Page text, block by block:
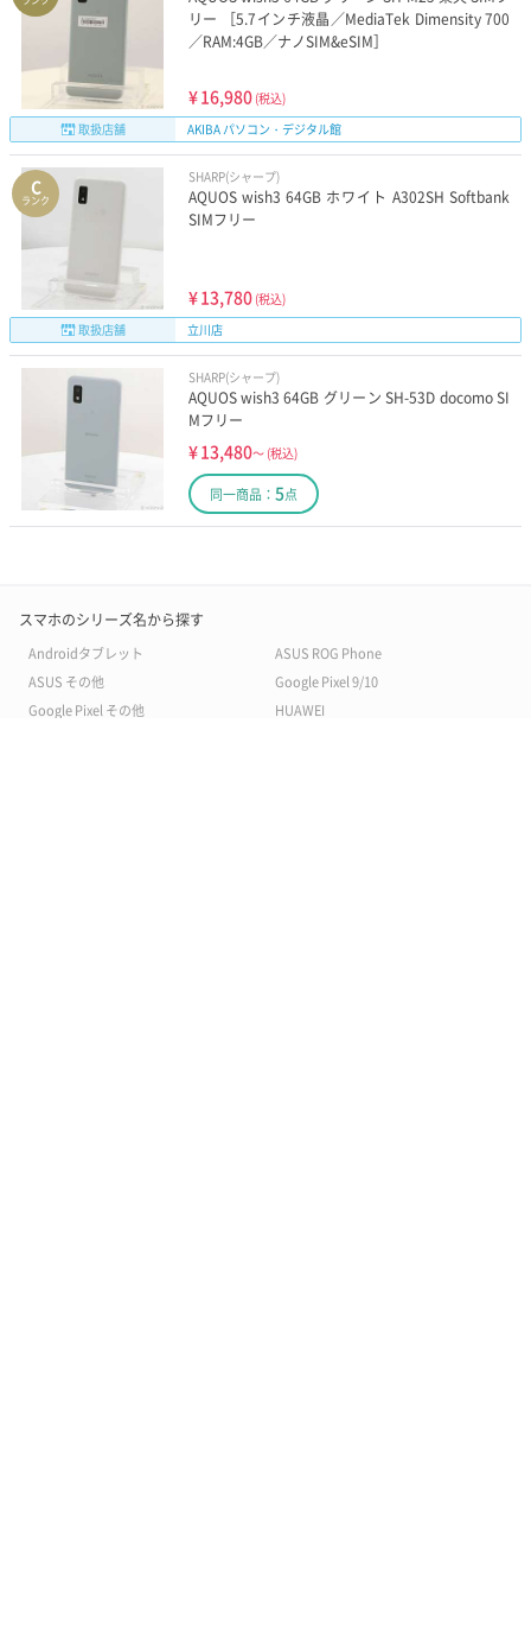
リー ［5.7インチ液晶／MediaTek Dimensity 700
／RAM:4GB／ナノSIM&eSIM］
¥16,980 (税込)
取扱店舗
AKIBA パソコン・デジタル館
C
ランク
SHARP(シャープ)
AQUOS wish3 64GB ホワイト A302SH Softbank
SIMフリー
¥13,780 (税込)
取扱店舗
立川店
SHARP(シャープ)
AQUOS wish3 64GB グリーン SH-53D docomo SI
Mフリー
¥13,480～ (税込)
同一商品： 5点
スマホのシリーズ名から探す
Androidタブレット
ASUS ROG Phone
ASUS その他
Google Pixel 9/10
Google Pixel その他
HUAWEI